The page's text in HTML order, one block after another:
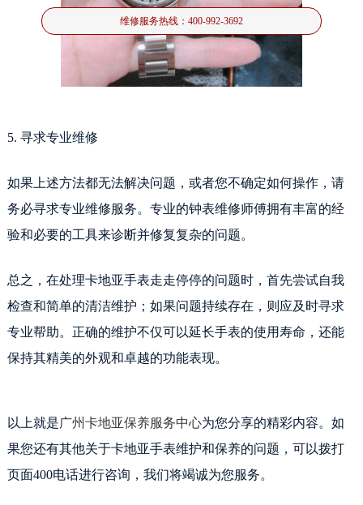
维修服务热线： 400-992-3692
5. 寻求专业维修
如果上述方法都无法解决问题，或者您不确定如何操作，请
务必寻求专业维修服务。专业的钟表维修师傅拥有丰富的经
验和必要的工具来诊断并修复复杂的问题。
总之，在处理卡地亚手表走走停停的问题时，首先尝试自我
检查和简单的清洁维护；如果问题持续存在，则应及时寻求
专业帮助。正确的维护不仅可以延长手表的使用寿命，还能
保持其精美的外观和卓越的功能表现。
以上就是广州卡地亚保养服务中心为您分享的精彩内容。如
果您还有其他关于卡地亚手表维护和保养的问题，可以拨打
页面400电话进行咨询，我们将竭诚为您服务。